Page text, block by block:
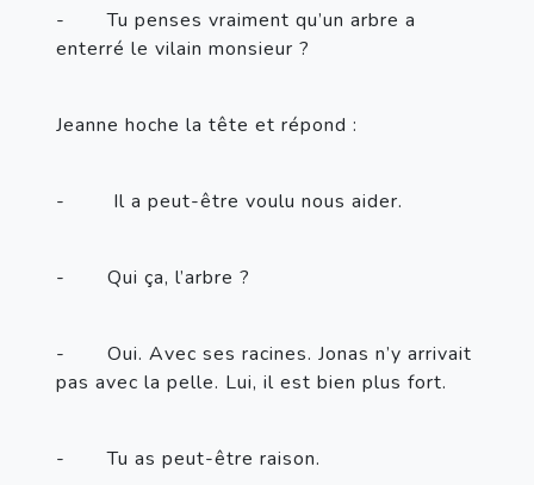
- Tu penses vraiment qu’un arbre a
enterré le vilain monsieur ?
Jeanne hoche la tête et répond :
- Il a peut-être voulu nous aider.
- Qui ça, l’arbre ?
- Oui. Avec ses racines. Jonas n’y arrivait
pas avec la pelle. Lui, il est bien plus fort.
- Tu as peut-être raison.